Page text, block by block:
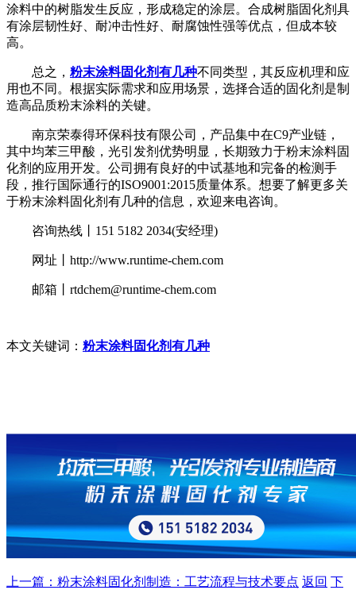
涂料中的树脂发生反应，形成稳定的涂层。合成树脂固化剂具
有涂层韧性好、耐冲击性好、耐腐蚀性强等优点，但成本较
高。
总之， 粉末涂料固化剂有几种不同类型，其反应机理和应
用也不同。根据实际需求和应用场景，选择合适的固化剂是制
造高品质粉末涂料的关键。
南京荣泰得环保科技有限公司，产品集中在C9产业链，
其中均苯三甲酸，光引发剂优势明显，长期致力于粉末涂料固
化剂的应用开发。公司拥有良好的中试基地和完备的检测手
段，推行国际通行的ISO9001:2015质量体系。想要了解更多关
于粉末涂料固化剂有几种的信息，欢迎来电咨询。
咨询热线丨151 5182 2034(安经理)
网址丨http://www.runtime-chem.com
邮箱丨rtdchem@runtime-chem.com
本文关键词： 粉末涂料固化剂有几种
上一篇：粉末涂料固化剂制造：工艺流程与技术要点 返回 下